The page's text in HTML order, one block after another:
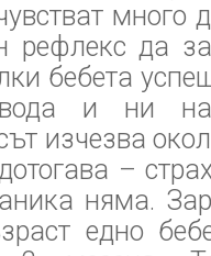
много
рефлекс да
бебета
и ни
изчезва
–
няма.
едно